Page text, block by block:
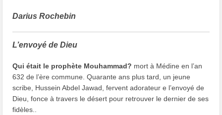
Darius Rochebin
L’envoyé de Dieu
Qui était le prophète Mouhammad? mort à Médine en l’an
632 de l’ère commune. Quarante ans plus tard, un jeune
scribe, Hussein Abdel Jawad, fervent adorateur e l’envoyé de
Dieu, fonce à travers le désert pour retrouver le dernier de ses
fidèles..